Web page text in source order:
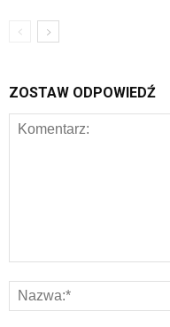
ZOSTAW ODPOWIEDŹ